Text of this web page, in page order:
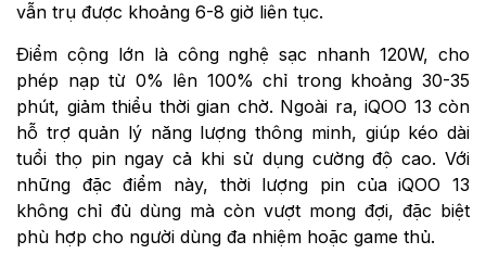
vẫn trụ được khoảng 6-8 giờ liên tục.
Điểm cộng lớn là công nghệ sạc nhanh 120W, cho
phép nạp từ 0% lên 100% chỉ trong khoảng 30-35
phút, giảm thiểu thời gian chờ. Ngoài ra, iQOO 13 còn
hỗ trợ quản lý năng lượng thông minh, giúp kéo dài
tuổi thọ pin ngay cả khi sử dụng cường độ cao. Với
những đặc điểm này, thời lượng pin của iQOO 13
không chỉ đủ dùng mà còn vượt mong đợi, đặc biệt
phù hợp cho người dùng đa nhiệm hoặc game thủ.